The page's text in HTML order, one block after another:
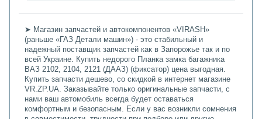
➤ Магазин запчастей и автокомпонентов «VIRASH»
(раньше «ГАЗ Детали машин») - это стабильный и
надежный поставщик запчастей как в Запорожье так и по
всей Украине. Купить недорого Планка замка багажника
ВАЗ 2102, 2104, 2121 (ДААЗ) (фиксатор) цена выгодная.
Купить запчасти дешево, со скидкой в интернет магазине
VR.ZP.UA. Заказывайте только оригинальные запчасти, с
нами ваш автомобиль всегда будет оставаться
комфортным и безопасным. Если у вас возникли сомнения